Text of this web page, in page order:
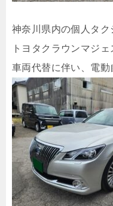
神奈川県内の個人タ
トヨタクラウンマジ
車両代替に伴い、電動